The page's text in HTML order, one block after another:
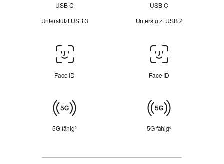
USB‑C
Unterstützt USB 3
USB‑C
Unterstützt USB 2
ID/Touch
Face ID Face ID
Mobilfunk
5G fähig◊Siehe rechtliche Hinweise 5G fähig◊Siehe rechtliche